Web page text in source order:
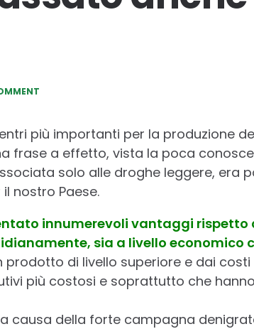
più importanti per la produzione
frase a effetto, vista la poca
solo alle droghe leggere, era
nostro Paese.
innumerevoli vantaggi rispetto
sia a livello economico
prodotto di livello superiore e dai
più costosi e soprattutto che
causa della forte campagna